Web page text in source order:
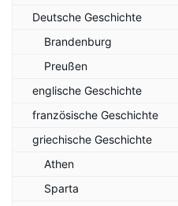
Deutsche Geschichte
Brandenburg
Preußen
englische Geschichte
französische Geschichte
griechische Geschichte
Athen
Sparta